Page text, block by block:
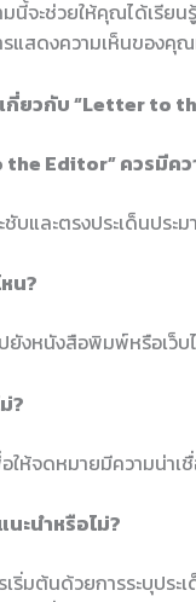
นี้จะช่วยให้คุณได้เรีย
แสดงความเห็นของ
ยวกับ “Letter to
Editor” ควรมีคว
ชับและตรงประเด็นปร
น?
งหนังสือพิมพ์หรือเว็บ
?
ให้จดหมายมีความน่า
ะนำหรือไม่?
ริ่มต้นด้วยการระบุปร